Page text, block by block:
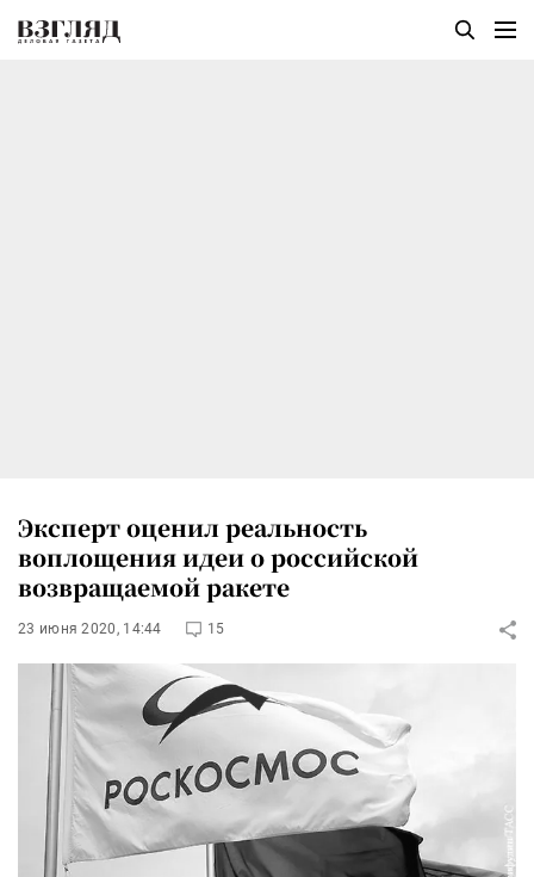
Эксперт оценил реальность
воплощения идеи о российской
возвращаемой ракете
23 июня 2020, 14:44 15